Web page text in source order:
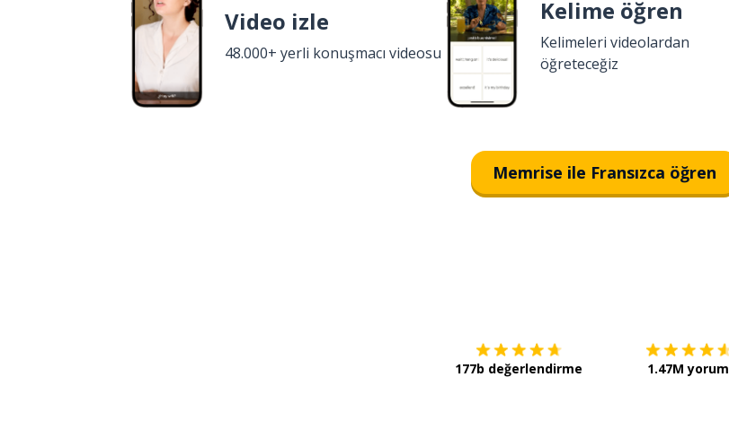
Video izle
48.000+ yerli konuşmacı videosu
Kelime öğren
Kelimeleri videolardan
öğreteceğiz
Memrise ile Fransızca öğren
177b değerlendirme 1.47M yorum